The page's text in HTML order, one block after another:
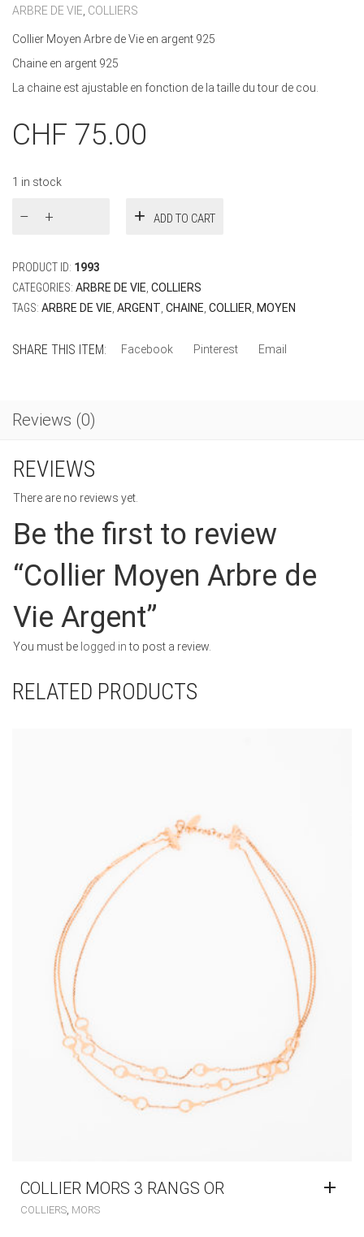
ARBRE DE VIE COLLIERS
Collier Moyen Arbre de Vie en argent 925
Chaine en argent 925
La chaine est ajustable en fonction de la taille du tour de cou.
CHF 75.00
1 in stock
Moyen
Vie
Argent
quantity
ADD TO CART
PRODUCT ID: 1993
CATEGORIES: ARBRE DE VIE COLLIERS
TAGS: ARBRE DE VIE ARGENT CHAINE COLLIER MOYEN
SHARE THIS ITEM: Facebook Pinterest Email
Reviews (0)
REVIEWS
There are no reviews yet.
Be the first to review
“Collier Moyen Arbre de
Vie Argent”
You must be logged into post a review.
RELATED PRODUCTS
COLLIER MORS 3 RANGS OR
COLLIERS, MORS